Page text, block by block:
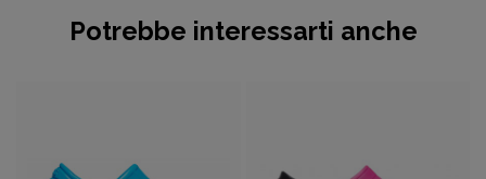
Potrebbe interessarti anche